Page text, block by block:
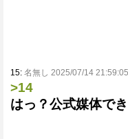
15: 名無し 2025/07/14 21:59:05
>14
はっ？公式媒体で